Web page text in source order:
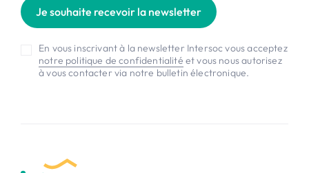
Je souhaite recevoir la newsletter
En vous inscrivant à la newsletter Intersoc vous acceptez
notre politique de confidentialité et vous nous autorisez
à vous contacter via notre bulletin électronique.